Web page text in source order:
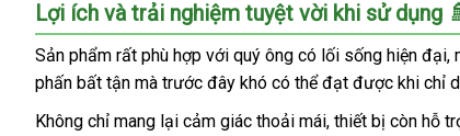
Chơi
Tình
Dục
Nam
Máy
Lợi ích và trải nghiệm tuyệt vời khi sử dụng
Sản phẩm rất phù hợp với quý ông có lối sống hiện
phấn bất tận mà trước đây khó có thể đạt được khi chỉ
Không chỉ mang lại cảm giác thoải mái, thiết bị còn hỗ